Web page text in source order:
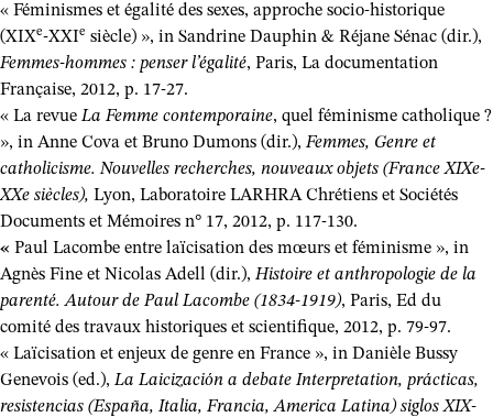
« Féminismes et égalité des sexes, approche socio-historique
(XIXe-XXIe siècle) », in Sandrine Dauphin & Réjane Sénac (dir.),
Femmes-hommes : penser l’égalité, Paris, La documentation
Française, 2012, p. 17-27.
« La revue La Femme contemporaine, quel féminisme catholique ?
», in Anne Cova et Bruno Dumons (dir.), Femmes, Genre et
catholicisme. Nouvelles recherches, nouveaux objets (France XIXe-
XXe siècles), Lyon, Laboratoire LARHRA Chrétiens et Sociétés
Documents et Mémoires n° 17, 2012, p. 117-130.
« Paul Lacombe entre laïcisation des mœurs et féminisme », in
Agnès Fine et Nicolas Adell (dir.), Histoire et anthropologie de la
parenté. Autour de Paul Lacombe (1834-1919), Paris, Ed du
comité des travaux historiques et scientifique, 2012, p. 79-97.
« Laïcisation et enjeux de genre en France », in Danièle Bussy
Genevois (ed.), La Laicización a debate Interpretation, prácticas,
resistencias (España, Italia, Francia, America Latina) siglos XIX-